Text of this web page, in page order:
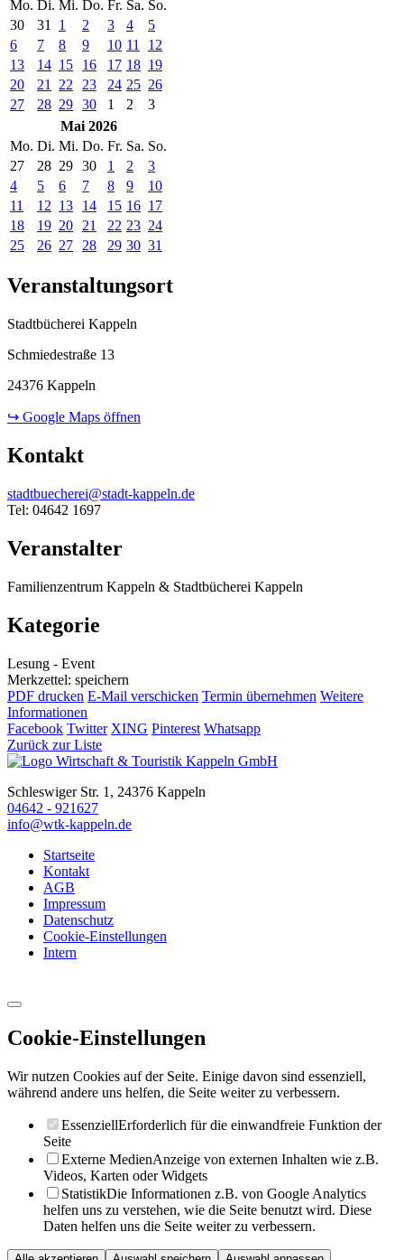
Mo. Di. Mi. Do. Fr. Sa. So.
30
31 1 2 3 4
5
6
7 8 9 10 11
12
13
14 15 16 17 18 19
20
21 22 23 24 25 26
27
28 29 30 1 2
3
Mai 2026
Mo. Di. Mi. Do. Fr. Sa. So.
27
28 29 30 1 2
3
4
5 6 7 8 9
10
11
12 13 14 15 16 17
18
19 20 21 22 23 24
25
26 27 28 29 30 31
Veranstaltungsort
Stadtbücherei Kappeln
Schmiedestraße 13
24376 Kappeln
↪ Google Maps öffnen
Kontakt
stadtbuecherei@stadt-kappeln.de
Tel: 04642 1697
Veranstalter
Familienzentrum Kappeln & Stadtbücherei Kappeln
Kategorie
Lesung - Event
Merkzettel: speichern
PDF drucken E-Mail verschicken Termin übernehmen Weitere
Informationen
Facebook Twitter XING Pinterest Whatsapp
Zurück zur Liste
Schleswiger Str. 1, 24376 Kappeln
04642 - 921627
info@wtk-kappeln.de
Startseite
Kontakt
AGB
Impressum
Datenschutz
Cookie-Einstellungen
Intern
Cookie-Einstellungen
Wir nutzen Cookies auf der Seite. Einige davon sind essenziell,
während andere uns helfen, die Seite weiter zu verbessern.
EssenziellErforderlich für die einwandfreie Funktion der
Seite
Externe MedienAnzeige von externen Inhalten wie z.B.
Videos, Karten oder Widgets
StatistikDie Informationen z.B. von Google Analytics
helfen uns zu verstehen, wie die Seite benutzt wird. Diese
Daten helfen uns die Seite weiter zu verbessern.